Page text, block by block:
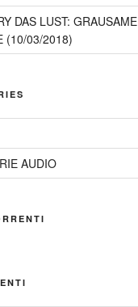
DAS LUST: GRAUSAME
(10/03/2018)
AUDIO